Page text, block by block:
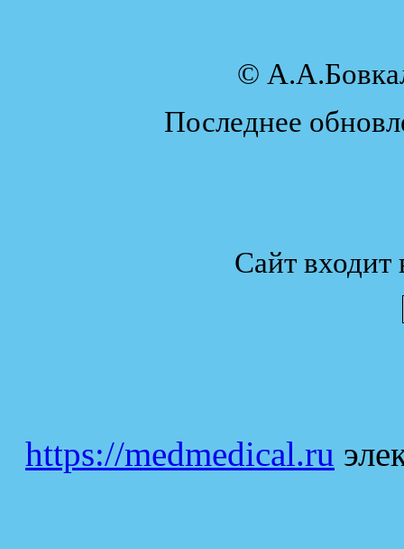
©
Последнее
Сайт входит
https://medmedical.ru